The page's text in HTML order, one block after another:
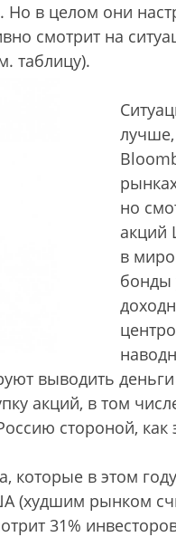
Но в целом они
смотрит на
таблицу).
но
акций
в
бонды
выводить
акций, в том
стороной, как
которые в этом
(худшим рынком
31%